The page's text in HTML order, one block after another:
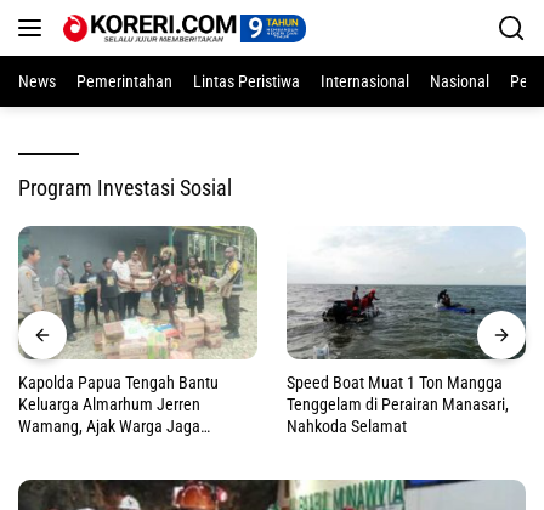
News
Pemerintahan Lintas Peristiwa Internasional Nasional
Program Investasi Sosial
Kapolda Papua Tengah Bantu
Keluarga Almarhum Jerren
Wamang, Ajak Warga Jaga
Speed Boat Muat 1 Ton Mangga
Tenggelam di Perairan Manasari,
Nahkoda Selamat